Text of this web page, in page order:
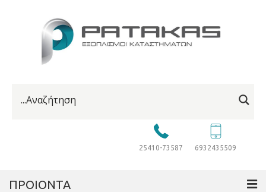
25410-73587 6932435509
ΠΡΟΙΟΝΤΑ